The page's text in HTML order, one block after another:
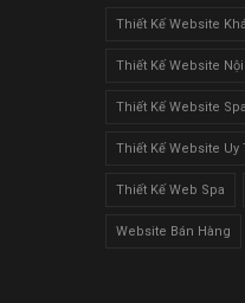
Thiết Kế Website
Thiết Kế Website
Thiết Kế Website Spa
Thiết Kế Website Uy
Thiết Kế Web Spa
Website Bán Hàng